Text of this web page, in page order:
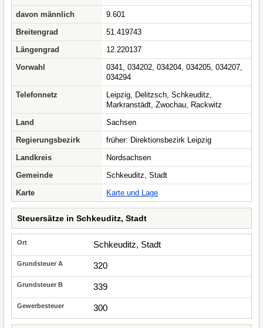
davon männlich
9.601
Breitengrad
51.419743
Längengrad
12.220137
Vorwahl
0341, 034202, 034204, 034205, 034207,
034294
Telefonnetz
Leipzig, Delitzsch, Schkeuditz,
Markranstädt, Zwochau, Rackwitz
Land
Sachsen
Regierungsbezirk
früher: Direktionsbezirk Leipzig
Landkreis
Nordsachsen
Gemeinde
Schkeuditz, Stadt
Karte
Karte und Lage
Steuersätze in Schkeuditz, Stadt
Schkeuditz, Stadt
320
339
300